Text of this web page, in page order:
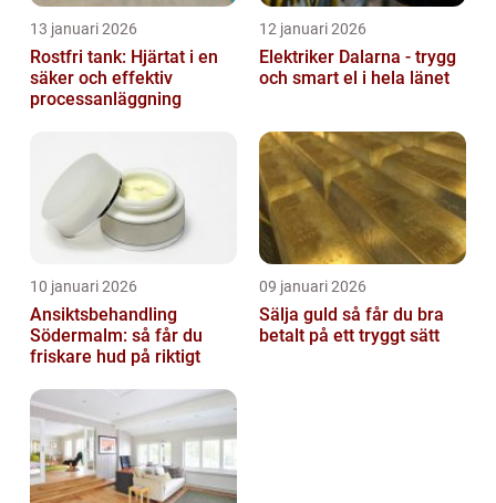
13 januari 2026
Rostfri tank: Hjärtat i en
säker och effektiv
processanläggning
12 januari 2026
Elektriker Dalarna - trygg
och smart el i hela länet
10 januari 2026
Ansiktsbehandling
Södermalm: så får du
friskare hud på riktigt
09 januari 2026
Sälja guld så får du bra
betalt på ett tryggt sätt